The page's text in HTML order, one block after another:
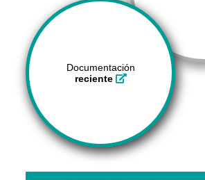
Documentación
reciente